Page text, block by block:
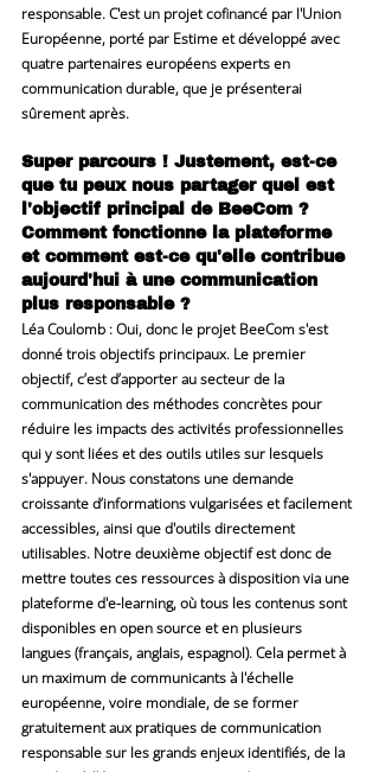
responsable. C'est un projet cofinancé par l'Union
Européenne, porté par Estime et développé avec
quatre partenaires européens experts en
communication durable, que je présenterai
sûrement après.
Super parcours ! Justement, est-ce
que tu peux nous partager quel est
l'objectif principal de BeeCom ?
Comment fonctionne la plateforme
et comment est-ce qu'elle contribue
aujourd'hui à une communication
plus responsable ?
Léa Coulomb : Oui, donc le projet BeeCom s'est
donné trois objectifs principaux. Le premier
objectif, c’est d’apporter au secteur de la
communication des méthodes concrètes pour
réduire les impacts des activités professionnelles
qui y sont liées et des outils utiles sur lesquels
s'appuyer. Nous constatons une demande
croissante d’informations vulgarisées et facilement
accessibles, ainsi que d'outils directement
utilisables. Notre deuxième objectif est donc de
mettre toutes ces ressources à disposition via une
plateforme d'e-learning, où tous les contenus sont
disponibles en open source et en plusieurs
langues (français, anglais, espagnol). Cela permet à
un maximum de communicants à l'échelle
européenne, voire mondiale, de se former
gratuitement aux pratiques de communication
responsable sur les grands enjeux identifiés, de la